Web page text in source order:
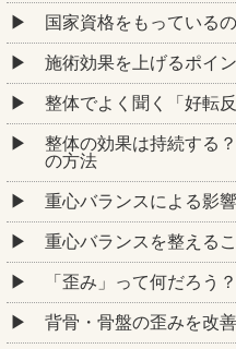
国家資格をもっている
施術効果を上げるポイン
整体でよく聞く「好転
整体の効果は持続する
の方法
重心バランスによる影
重心バランスを整える
「歪み」って何だろう？
背骨・骨盤の歪みを改善